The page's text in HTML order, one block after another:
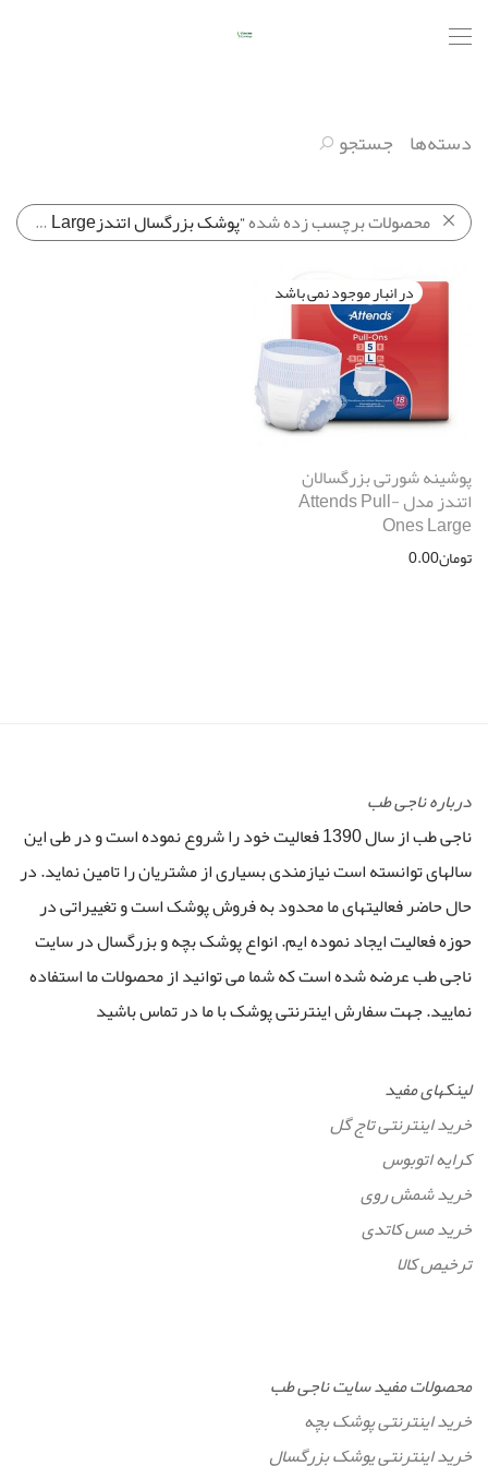
دسته‌ها جستجو
محصولات برچسب زده شده“پوشک بزرگسال اتندزAttends Pull-Ones Large”
پوشینه شورتی بزرگسالان
اتندز مدل Attends Pull-
Ones Large
تومان0.00
درباره ناجی طب
ناجی طب از سال 1390 فعالیت خود را شروع نموده است و در طی این
سالهای توانسته است نیازمندی بسیاری از مشتریان را تامین نماید. در
حال حاضر فعالیتهای ما محدود به فروش پوشک است و تغییراتی در
حوزه فعالیت ایجاد نموده ایم. انواع پوشک بچه و بزرگسال در سایت
ناجی طب عرضه شده است که شما می توانید از محصولات ما استفاده
نمایید. جهت سفارش اینترنتی پوشک با ما در تماس باشید
لینکهای مفید
خرید اینترنتی تاج گل
کرایه اتوبوس
خرید شمش روی
خرید مس کاتدی
ترخیص کالا
محصولات مفید سایت ناجی طب
خرید اینترنتی پوشک بچه
خرید اینترنتی پوشک بزرگسال